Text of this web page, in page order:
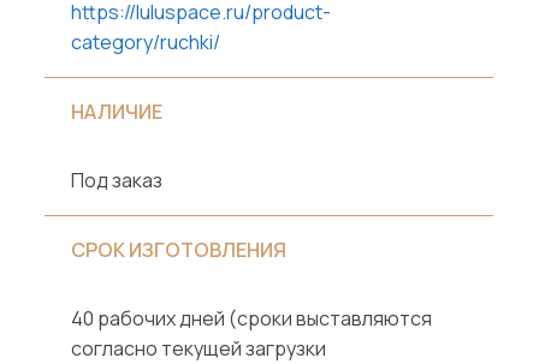
https://luluspace.ru/product-
category/ruchki/
НАЛИЧИЕ
Под заказ
СРОК ИЗГОТОВЛЕНИЯ
40 рабочих дней (сроки выставляются
согласно текущей загрузки